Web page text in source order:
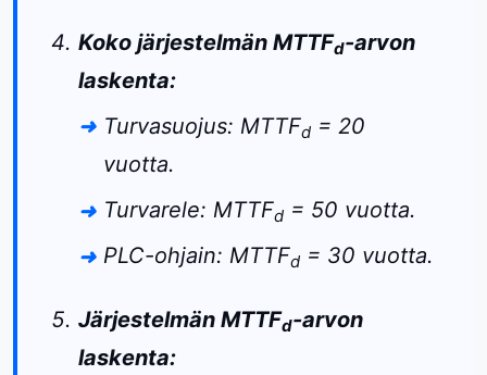
Koko järjestelmän MTTFd-arvon
laskenta:
Turvasuojus: MTTFd = 20
vuotta.
Turvarele: MTTFd = 50 vuotta.
PLC-ohjain: MTTFd = 30 vuotta.
Järjestelmän MTTFd-arvon
laskenta: